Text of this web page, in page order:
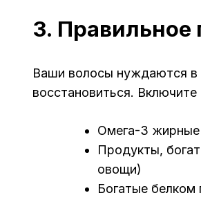
3. Правильное
Ваши волосы нуждаются в
восстановиться. Включите
Омега-3 жирные
Продукты,
овощи)
Богатые